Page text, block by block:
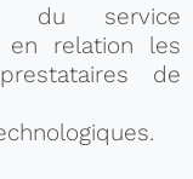
du service
en relation les
de